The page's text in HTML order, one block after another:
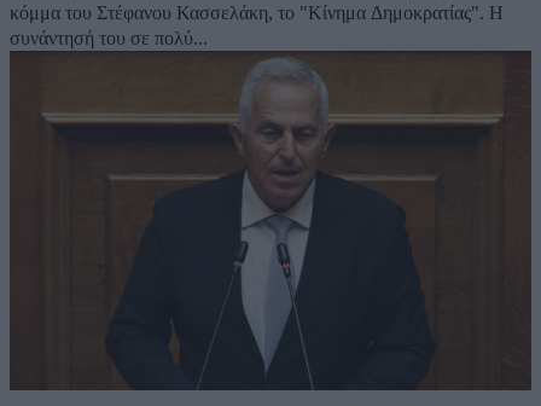
κόμμα του Στέφανου Κασσελάκη, το "Κίνημα Δημοκρατίας". Η
συνάντησή του σε πολύ...